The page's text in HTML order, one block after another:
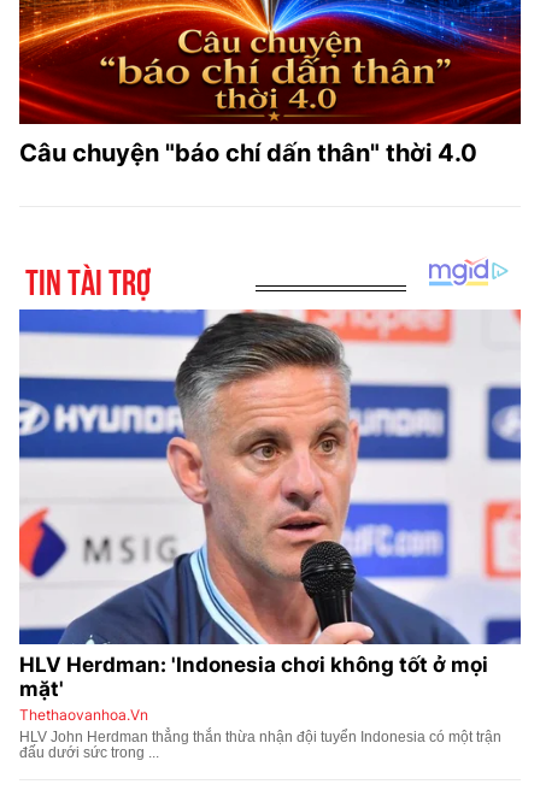
Câu chuyện "báo chí dấn thân" thời 4.0